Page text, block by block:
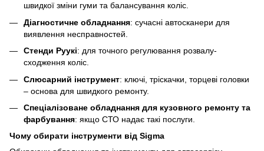
швидкої зміни гуми та балансування коліс.
Діагностичне обладнання: сучасні автосканери для
виявлення несправностей.
Стенди Руукі: для точного регулювання розвалу-
сходження коліс.
Слюсарний інструмент: ключі, тріскачки, торцеві головки
– основа для швидкого ремонту.
Спеціалізоване обладнання для кузовного ремонту та
фарбування: якщо СТО надає такі послуги.
Чому обирати інструменти від Sigma